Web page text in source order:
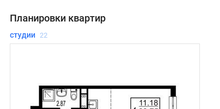
Планировки квартир
студии 22